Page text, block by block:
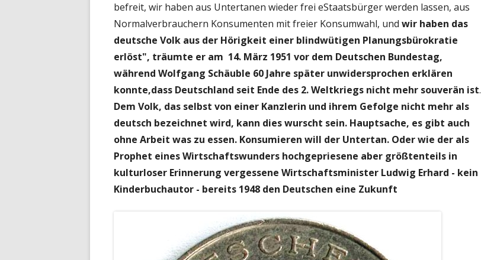
befreit, wir haben aus Untertanen wieder frei eStaatsbürger werden lassen, aus
Normalverbrauchern Konsumenten mit freier Konsumwahl, und wir haben das
deutsche Volk aus der Hörigkeit einer blindwütigen Planungsbürokratie
erlöst", träumte er am 14. März 1951 vor dem Deutschen Bundestag,
während Wolfgang Schäuble 60 Jahre später unwidersprochen erklären
konnte,dass Deutschland seit Ende des 2. Weltkriegs nicht mehr souverän ist.
Dem Volk, das selbst von einer Kanzlerin und ihrem Gefolge nicht mehr als
deutsch bezeichnet wird, kann dies wurscht sein. Hauptsache, es gibt auch
ohne Arbeit was zu essen. Konsumieren will der Untertan. Oder wie der als
Prophet eines Wirtschaftswunders hochgepriesene aber größtenteils in
kulturloser Erinnerung vergessene Wirtschaftsminister Ludwig Erhard - kein
Kinderbuchautor - bereits 1948 den Deutschen eine Zukunft